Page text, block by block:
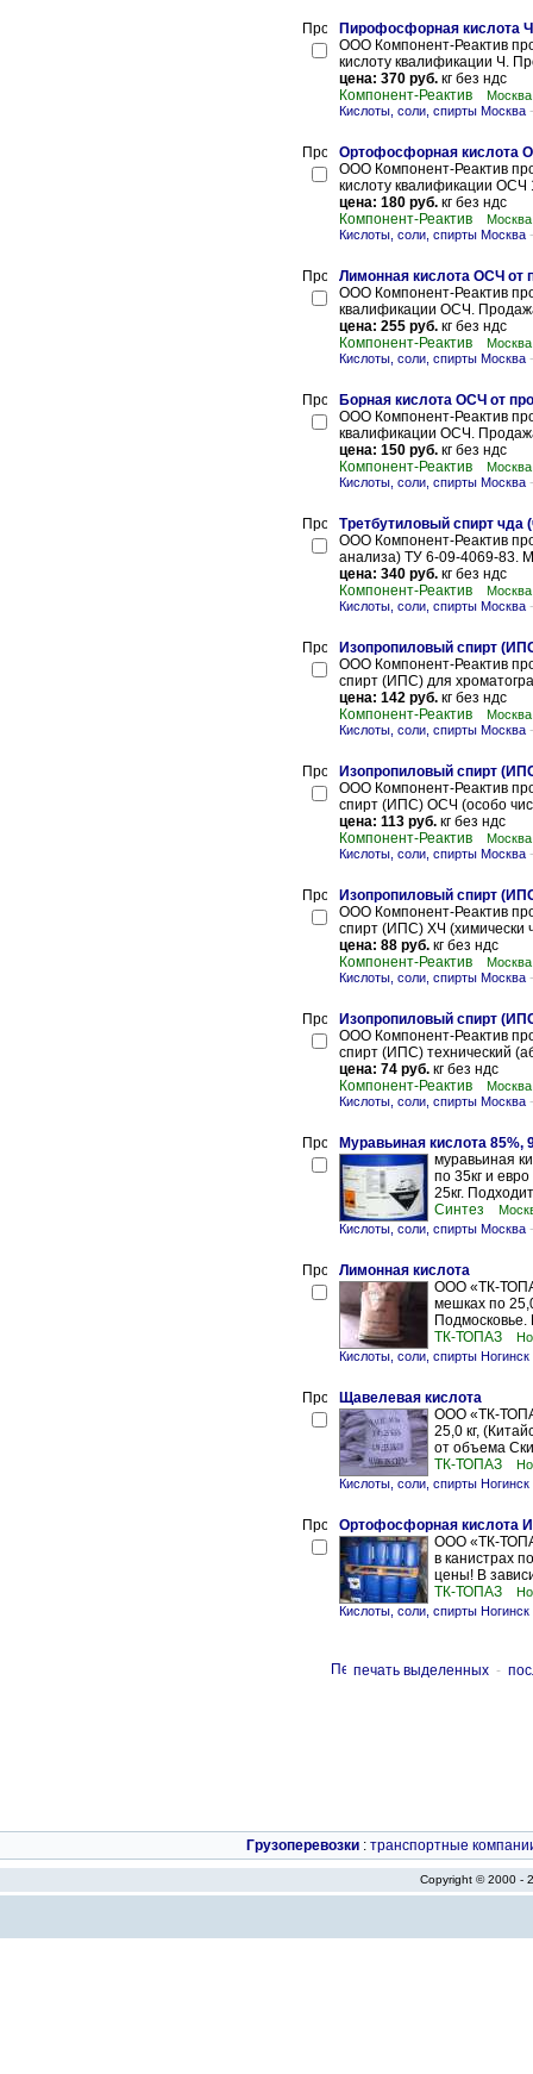
Пирофосфорная кислота
ООО Компонент-Реактив
кислоту квалификации Ч.
цена: 370 руб. кг без ндс
Компонент-Реактив
Москва
Кислоты, соли, спирты Москва
Ортофосфорная кислота
ООО Компонент-Реактив
кислоту квалификации ОСЧ
цена: 180 руб. кг без ндс
Компонент-Реактив
Москва
Кислоты, соли, спирты Москва
Лимонная кислота ОСЧ от
ООО Компонент-Реактив
квалификации ОСЧ.
цена: 255 руб. кг без ндс
Компонент-Реактив
Москва
Кислоты, соли, спирты Москва
Борная кислота ОСЧ от
ООО Компонент-Реактив
квалификации ОСЧ.
цена: 150 руб. кг без ндс
Компонент-Реактив
Москва
Кислоты, соли, спирты Москва
Третбутиловый спирт чда
ООО Компонент-Реактив
анализа) ТУ 6-09-4069-83.
цена: 340 руб. кг без ндс
Компонент-Реактив
Москва
Кислоты, соли, спирты Москва
Изопропиловый спирт
ООО Компонент-Реактив
спирт (ИПС) для
цена: 142 руб. кг без ндс
Компонент-Реактив
Москва
Кислоты, соли, спирты Москва
Изопропиловый спирт
ООО Компонент-Реактив
спирт (ИПС) ОСЧ (особо
цена: 113 руб. кг без ндс
Компонент-Реактив
Москва
Кислоты, соли, спирты Москва
Изопропиловый спирт
ООО Компонент-Реактив
спирт (ИПС) ХЧ (химически
цена: 88 руб. кг без ндс
Компонент-Реактив
Москва
Кислоты, соли, спирты Москва
Изопропиловый спирт
ООО Компонент-Реактив
спирт (ИПС) технический
цена: 74 руб. кг без ндс
Компонент-Реактив
Москва
Кислоты, соли, спирты Москва
Муравьиная кислота 85%,
муравьиная
по 35кг и
25кг.
Синтез
Кислоты, соли, спирты Москва
Лимонная кислота
ООО «ТК-
мешках по
Подмосковье.
ТК-ТОПАЗ
Кислоты, соли, спирты Ногинск
Щавелевая кислота
ООО «ТК-
25,0 кг,
от объема
ТК-ТОПАЗ
Кислоты, соли, спирты Ногинск
Ортофосфорная кислота
ООО «ТК-
в канистрах
цены! В
ТК-ТОПАЗ
Кислоты, соли, спирты Ногинск
печать выделенных -
Грузоперевозки : транспортные
Copyright © 2000 -